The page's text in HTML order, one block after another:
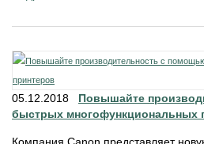
05.12.2018 Повышайте
быстрых многофункциональных